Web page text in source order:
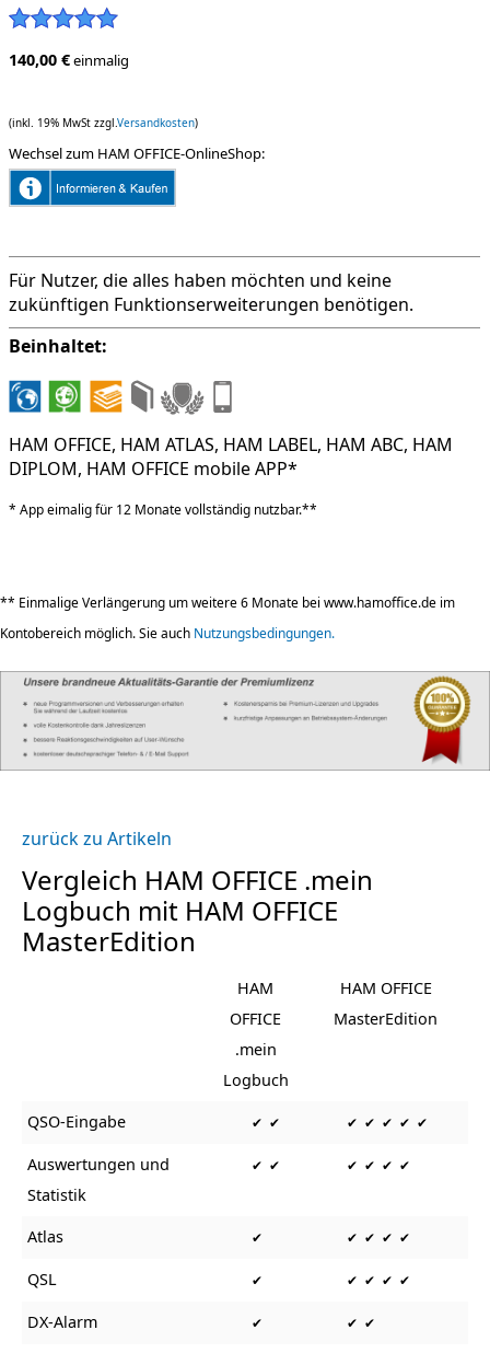
140,00 €einmalig
(inkl. 19% MwSt zzgl. Versandkosten)
Wechsel zum HAM OFFICE-OnlineShop:
Für Nutzer, die alles haben möchten und keine
zukünftigen Funktionserweiterungen benötigen.
Beinhaltet:
HAM OFFICE, HAM ATLAS, HAM LABEL, HAM ABC, HAM
DIPLOM, HAM OFFICE mobile APP*
* App eimalig für 12 Monate vollständig nutzbar.**
** Einmalige Verlängerung um weitere 6 Monate bei www.hamoffice.de im
Kontobereich möglich. Sie auch Nutzungsbedingungen.
zurück zu Artikeln
Vergleich HAM OFFICE .mein
Logbuch mit HAM OFFICE
MasterEdition
HAM
OFFICE
.mein
Logbuch
HAM OFFICE
MasterEdition
QSO-Eingabe ✔ ✔ ✔ ✔ ✔ ✔ ✔
Auswertungen und
Statistik
✔ ✔ ✔ ✔ ✔ ✔
Atlas ✔ ✔ ✔ ✔ ✔
QSL ✔ ✔ ✔ ✔ ✔
DX-Alarm ✔ ✔ ✔